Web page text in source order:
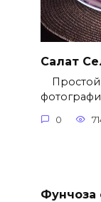
Салат
Простой
0
Фунчоза